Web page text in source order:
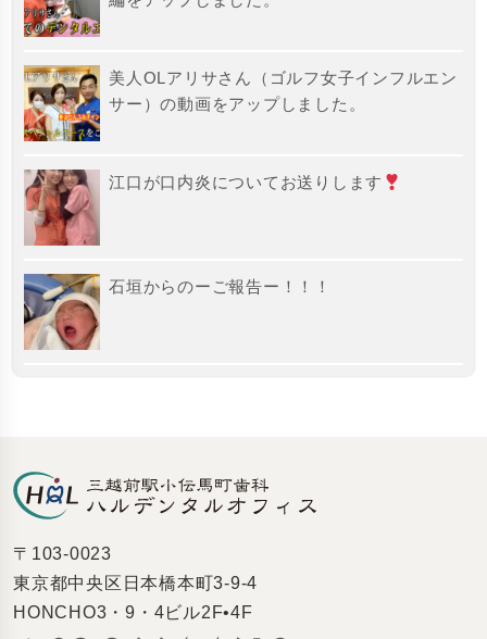
美人OLアリサさん（ゴルフ女子インフルエン
サー）の動画をアップしました。
江口が口内炎についてお送りします
石垣からのーご報告ー！！！
〒103-0023
東京都中央区日本橋本町3-9-4
HONCHO3・9・4ビル2F•4F